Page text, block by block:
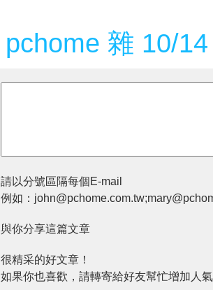
pchome 雜 10/14
請以分號區隔每個E-mail
例如：
與你分享這篇文章
很精采的好文章！
如果你也喜歡，請轉寄給好友幫忙增加人